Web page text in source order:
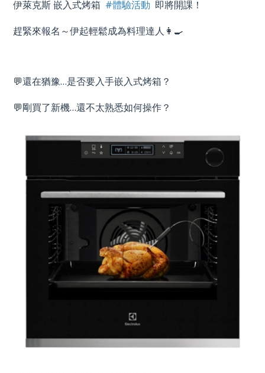
伊萊克斯 嵌入式烤箱 #體驗活動 即將開課！
趕緊來報名～伊起輕鬆成為料理達人👩‍🍳
💬還在猶豫…是否要入手嵌入式烤箱？
💬剛買了新機…還不太熟悉如何操作？